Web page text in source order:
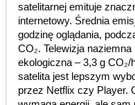
satelitarnej emituje
internetowy. Średnia
godzinę oglądania,
CO₂. Telewizja
ekologiczna – 3,3 g
satelita jest lepszym
przez Netflix czy Player.